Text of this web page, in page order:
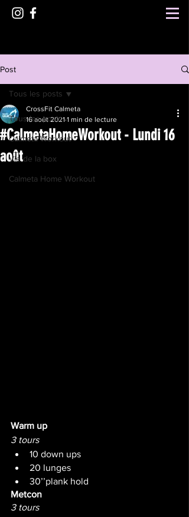
Post
Tous les posts
Calmeta Workout
Vie de la box
Calmeta Home Workout
Tous les posts
#CalmetaHomeWorkout - Lundi 16
août
CrossFit Calmeta
16 août 2021 1 min de lecture
Warm up
3 tours
10 down ups
20 lunges
30’’plank hold
Metcon
3 tours